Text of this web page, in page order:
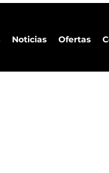
Noticias Ofertas